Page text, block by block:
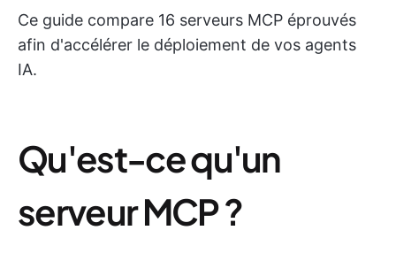
Ce guide compare 16 serveurs MCP éprouvés
afin d'accélérer le déploiement de vos agents
IA.
Qu'est-ce qu'un
serveur MCP ?